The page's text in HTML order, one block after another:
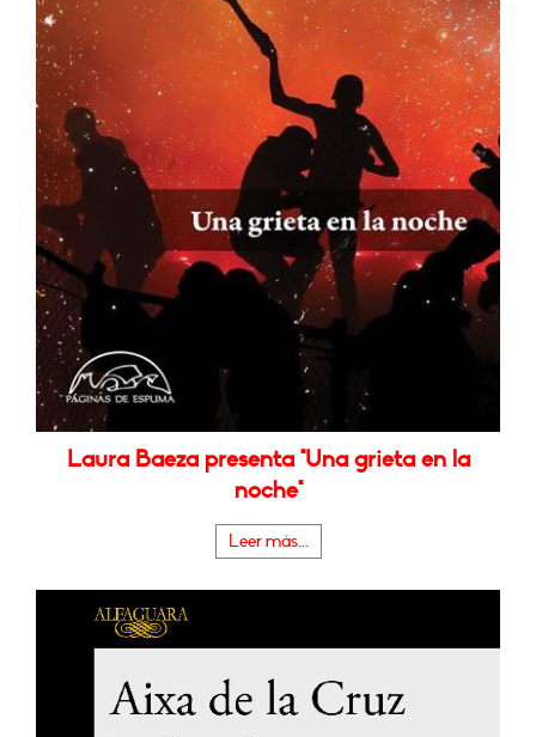
Laura Baeza presenta "Una grieta en la
noche"
Leer más...